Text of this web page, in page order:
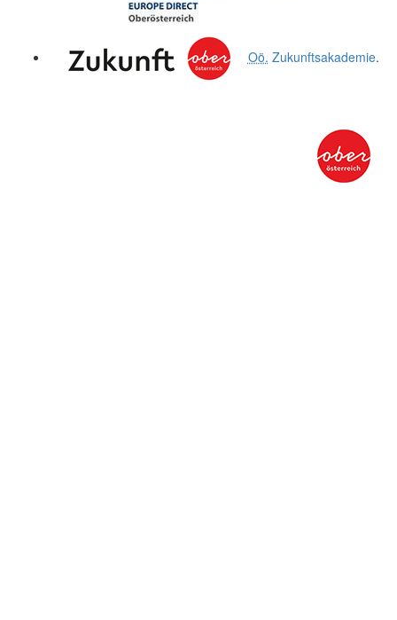
Oö. Zukunftsakademie.